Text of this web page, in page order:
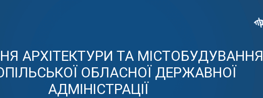
АРХІТЕКТУРИ ТА МІСТОБУДУВАННЯ
ОБЛАСНОЇ ДЕРЖАВНОЇ
АДМІНІСТРАЦІЇ